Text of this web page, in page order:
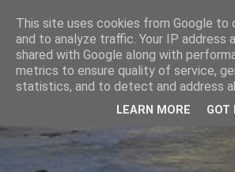
This site uses cookies from Google to
and to analyze traffic. Your IP address
shared with Google along with
metrics to ensure quality of service,
statistics, and to detect and address
LEARN MORE GOT